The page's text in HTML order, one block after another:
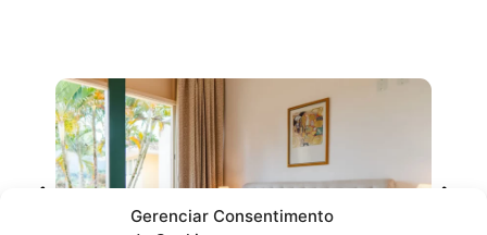
Gerenciar Consentimento